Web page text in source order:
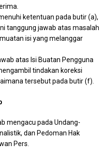
ketentuan pada butir (a),
tanggung jawab atas masalah
isi yang melanggar
atas Isi Buatan Pengguna
tindakan koreksi
tersebut pada butir (f).
mengacu pada Undang-
dan Pedoman Hak
Pers.